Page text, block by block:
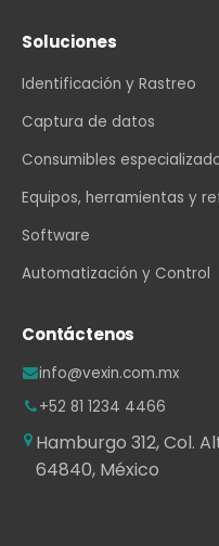
Soluciones
Identificación y Rastreo
Captura de datos
Consumibles
Equipos, herramientas y
Software
Automatización y Control
Contáctenos
info@vexin.com.mx
+52 81 1234 4466
Hamburgo 312, Col.
64840, México